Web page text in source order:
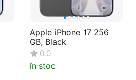
Apple iPhone 17 256
GB, Black
0.0
în stoc